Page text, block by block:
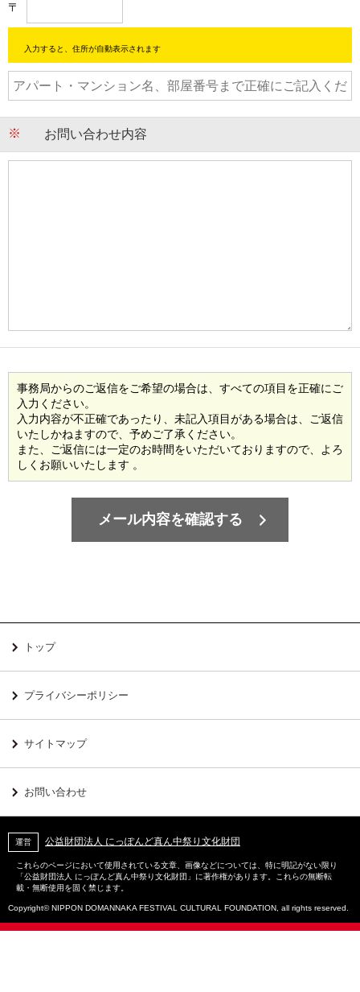
〒
入力すると、住所が自動表示されます
お問い合わせ内容
事務局からのご返信をご希望の場合は、すべての項目を正確にご
入力ください。
入力内容が不正確であったり、未記入項目がある場合は、ご返信
いたしかねますので、予めご了承ください。
また、ご返信には一定のお時間をいただいておりますので、よろ
しくお願いいたします 。
メール内容を確認する
トップ
プライバシーポリシー
サイトマップ
お問い合わせ
運営 公益財団法人 にっぽんど真ん中祭り文化財団
これらのページにおいて使用されている文章、画像などについては、特に明記がない限り
「公益財団法人 にっぽんど真ん中祭り文化財団」に著作権があります。これらの無断転
載・無断使用を固く禁じます。
Copyright© NIPPON DOMANNAKA FESTIVAL CULTURAL FOUNDATION, all rights reserved.